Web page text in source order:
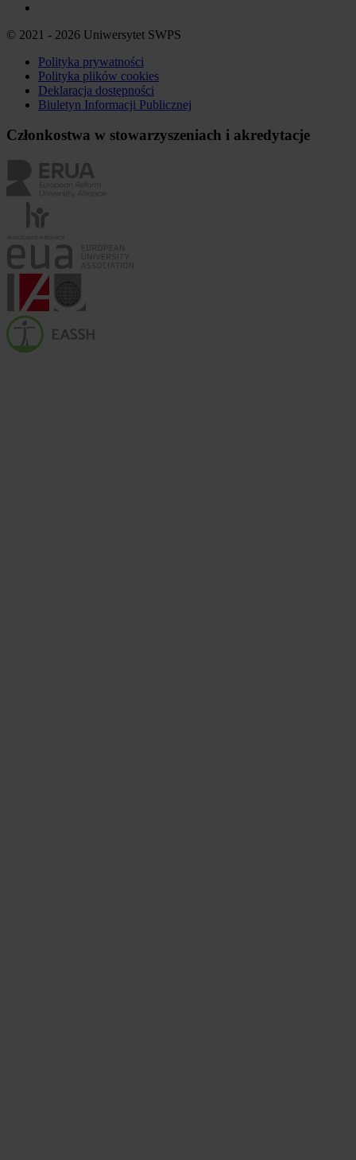
© 2021 - 2026 Uniwersytet SWPS
Polityka prywatności
Polityka plików cookies
Deklaracja dostępności
Biuletyn Informacji Publicznej
Członkostwa w stowarzyszeniach i akredytacje